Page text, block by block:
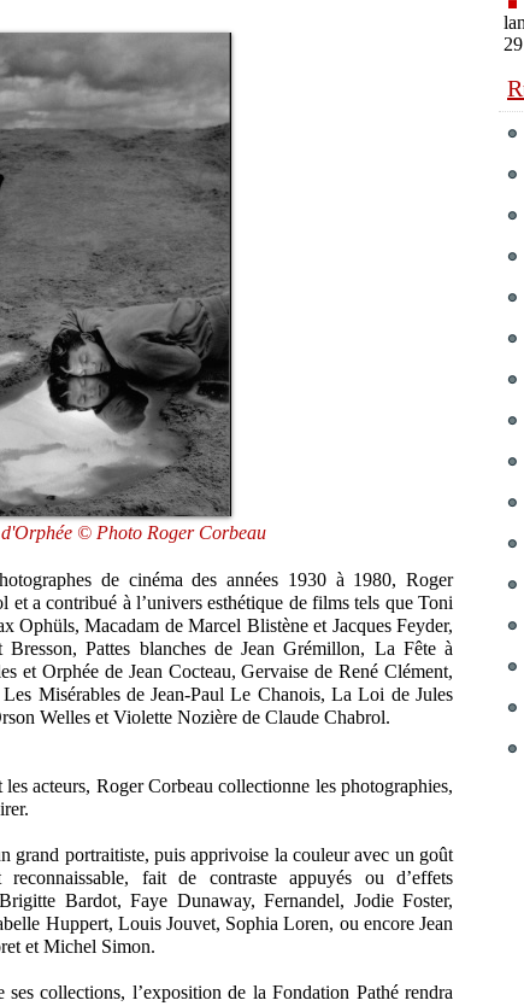
© Photo Roger Corbeau
de cinéma des années 1930 à 1980, Roger
et a contribué à l’univers esthétique de films tels que Toni
Ophüls, Macadam de Marcel Blistène et Jacques Feyder,
Pattes blanches de Jean Grémillon, La Fête à
et Orphée de Jean Cocteau, Gervaise de René Clément,
Misérables de Jean-Paul Le Chanois, La Loi de Jules
Welles et Violette Nozière de Claude Chabrol.
acteurs, Roger Corbeau collectionne les photographies,
grand portraitiste, puis apprivoise la couleur avec un goût
fait de contraste appuyés ou d’effets
Bardot, Faye Dunaway, Fernandel, Jodie Foster,
Huppert, Louis Jouvet, Sophia Loren, ou encore Jean
et Michel Simon.
collections, l’exposition de la Fondation Pathé rendra